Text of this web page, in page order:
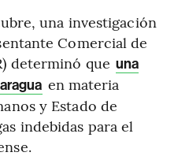
una investigación
Comercial de
determinó que una
en materia
y Estado de
indebidas para el